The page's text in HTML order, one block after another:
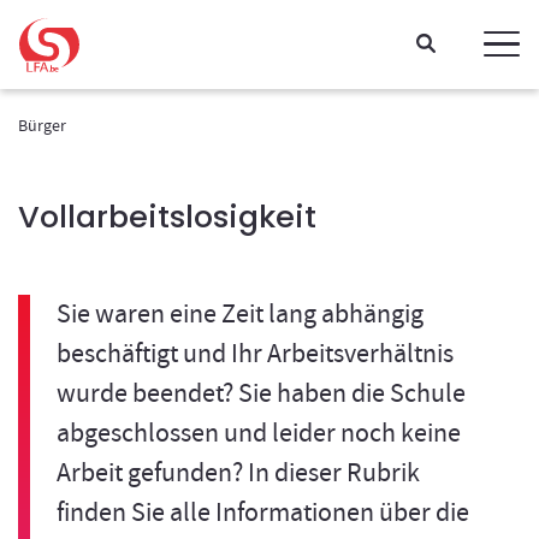
Gehen Sie direkt zum Inhalt
Bürger
Vollarbeitslosigkeit
Sie waren eine Zeit lang abhängig
beschäftigt und Ihr Arbeitsverhältnis
wurde beendet? Sie haben die Schule
abgeschlossen und leider noch keine
Arbeit gefunden? In dieser Rubrik
finden Sie alle Informationen über die